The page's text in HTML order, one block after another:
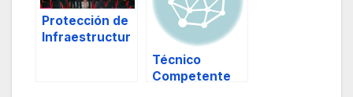
Protección de
Infraestructur
Técnico
Competente